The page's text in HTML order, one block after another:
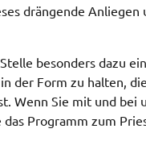
drängende Anliegen
besonders dazu
der Form zu halten,
Wenn Sie mit und bei
Programm zum